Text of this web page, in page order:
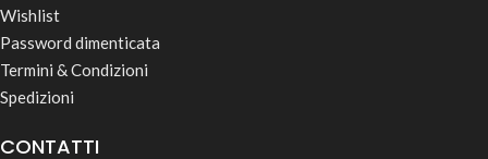
Wishlist
Password dimenticata
Termini & Condizioni
Spedizioni
CONTATTI